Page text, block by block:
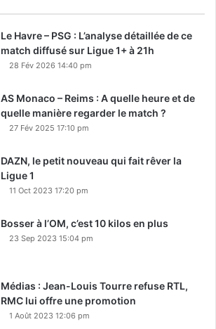
Le Havre – PSG : L’analyse détaillée de ce
match diffusé sur Ligue 1+ à 21h
28 Fév 2026 14:40 pm
AS Monaco – Reims : A quelle heure et de
quelle manière regarder le match ?
27 Fév 2025 17:10 pm
DAZN, le petit nouveau qui fait rêver la
Ligue 1
11 Oct 2023 17:20 pm
Bosser à l’OM, c’est 10 kilos en plus
23 Sep 2023 15:04 pm
Médias : Jean-Louis Tourre refuse RTL,
RMC lui offre une promotion
1 Août 2023 12:06 pm